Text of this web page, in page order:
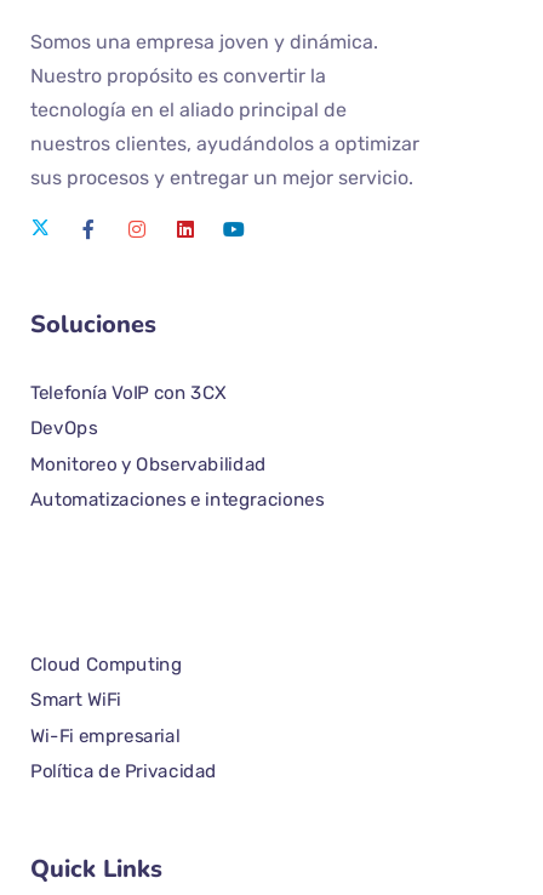
Somos una empresa joven y dinámica.
Nuestro propósito es convertir la
tecnología en el aliado principal de
nuestros clientes, ayudándolos a optimizar
sus procesos y entregar un mejor servicio.
Soluciones
Telefonía VoIP con 3CX
DevOps
Monitoreo y Observabilidad
Automatizaciones e integraciones
Cloud Computing
Smart WiFi
Wi-Fi empresarial
Política de Privacidad
Quick Links